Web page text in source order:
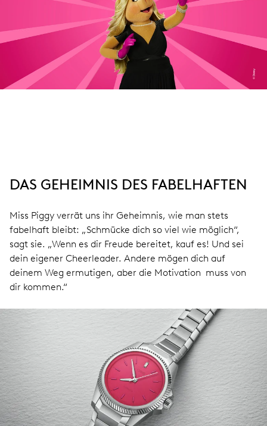
DAS GEHEIMNIS DES FABELHAFTEN
Miss Piggy verrät uns ihr Geheimnis, wie man stets
fabelhaft bleibt: „Schmücke dich so viel wie möglich“,
sagt sie. „Wenn es dir Freude bereitet, kauf es! Und sei
dein eigener Cheerleader. Andere mögen dich auf
deinem Weg ermutigen, aber die Motivation muss von
dir kommen.“